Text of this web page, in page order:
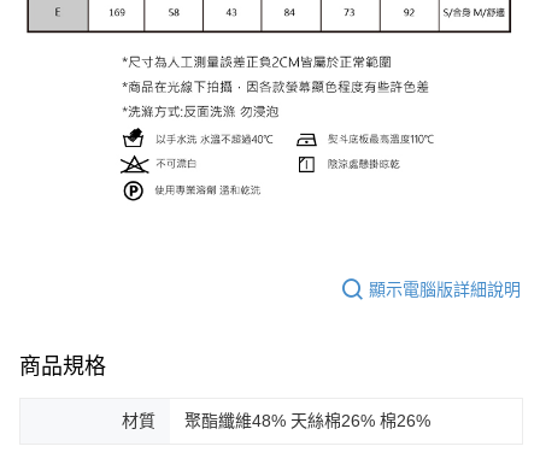
顯示電腦版詳細說明
商品規格
材質 聚酯纖維48% 天絲棉26% 棉26%